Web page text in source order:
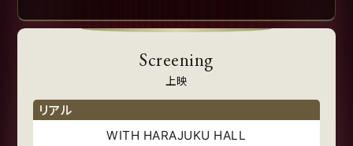
Screening
上映
リアル
WITH HARAJUKU HALL